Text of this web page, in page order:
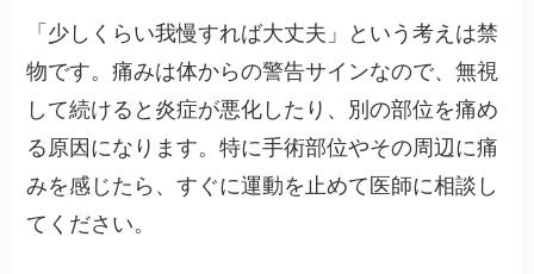
「少しくらい我慢すれば大丈夫」という考えは禁
物です。痛みは体からの警告サインなので、無視
して続けると炎症が悪化したり、別の部位を痛め
る原因になります。特に手術部位やその周辺に痛
みを感じたら、すぐに運動を止めて医師に相談し
てください。